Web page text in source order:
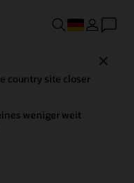
country site closer
weniger weit